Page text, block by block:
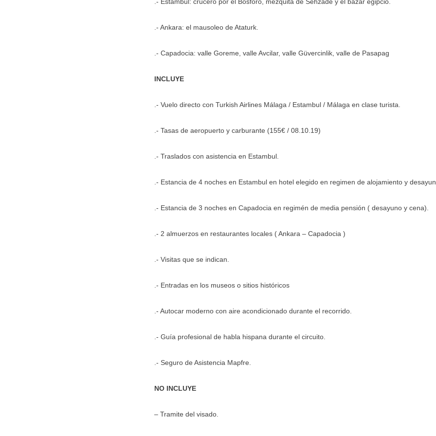
.- Ankara: el mausoleo de Ataturk.
.- Capadocia: valle Goreme, valle Avcilar, valle Güvercinlik, valle de Pasapag
INCLUYE
.- Vuelo directo con Turkish Airlines Málaga / Estambul / Málaga en clase turista.
.- Tasas de aeropuerto y carburante (155€ / 08.10.19)
.- Traslados con asistencia en Estambul.
.- Estancia de 4 noches en Estambul en hotel elegido en regimen de alojamiento y
.- Estancia de 3 noches en Capadocia en regimén de media pensión ( desayuno y cena).
.- 2 almuerzos en restaurantes locales ( Ankara – Capadocia )
.- Visitas que se indican.
.- Entradas en los museos o sitios históricos
.- Autocar moderno con aire acondicionado durante el recorrido.
.- Guía profesional de habla hispana durante el circuito.
.- Seguro de Asistencia Mapfre.
NO INCLUYE
– Tramite del visado.